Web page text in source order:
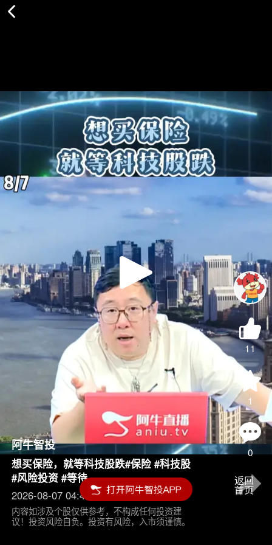
Play
Video
11
1
0
阿牛智投
想买保险，就等科技股跌#保险 #科技股
#风险投资 #等待
2026-08-07 04:45
内容如涉及个股仅供参考，不构成任何投资建
议！投资风险自负。投资有风险，入市须谨慎。